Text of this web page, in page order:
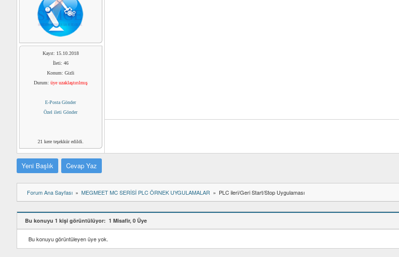
Kayıt: 15.10.2018
İleti: 46
Konum: Gizli
Durum: üye uzaklaştırılmış
E-Posta Gönder
Özel ileti Gönder
21 kere teşekkür edildi.
Yeni Başlık Cevap Yaz
Forum Ana Sayfası MEGMEET MC SERİSİ PLC ÖRNEK UYGULAMALAR PLC ileri/Geri Start/Stop Uygulaması
Bu konuyu 1 kişi görüntülüyor: 1 Misafir, 0 Üye
Bu konuyu görüntüleyen üye yok.